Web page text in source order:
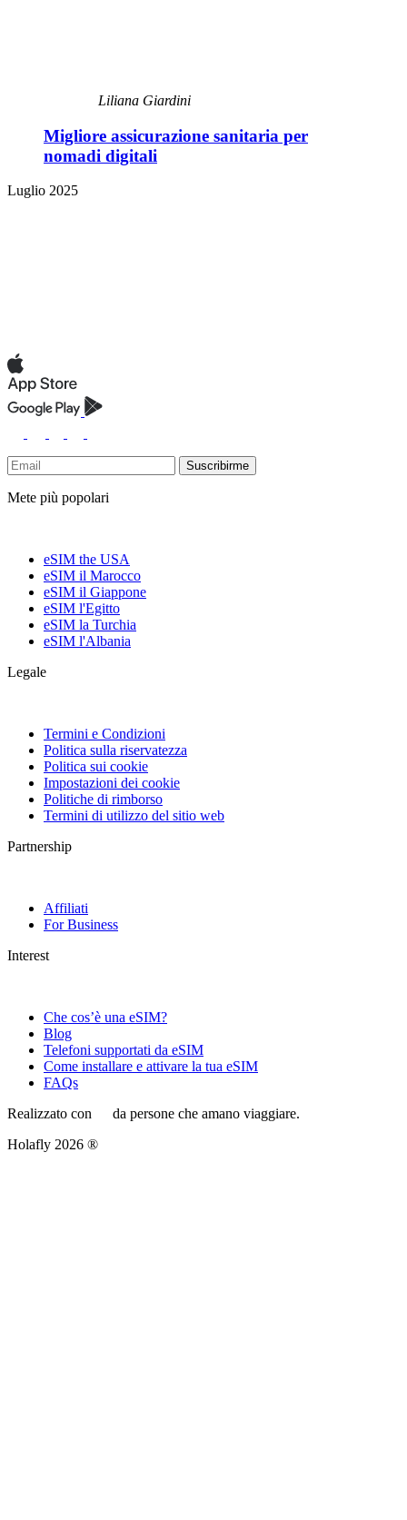
Liliana Giardini
Migliore assicurazione sanitaria per
nomadi digitali
Luglio 2025
Suscribirme
Mete più popolari
eSIM the USA
eSIM il Marocco
eSIM il Giappone
eSIM l'Egitto
eSIM la Turchia
eSIM l'Albania
Legale
Termini e Condizioni
Politica sulla riservatezza
Politica sui cookie
Impostazioni dei cookie
Politiche di rimborso
Termini di utilizzo del sitio web
Partnership
Affiliati
For Business
Interest
Che cos’è una eSIM?
Blog
Telefoni supportati da eSIM
Come installare e attivare la tua eSIM
FAQs
Realizzato con
da persone che amano viaggiare.
Holafly 2026 ®